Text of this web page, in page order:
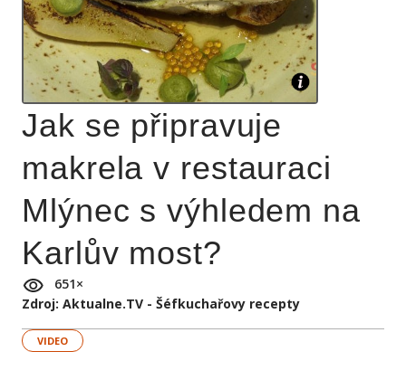
Jak se připravuje
makrela v restauraci
Mlýnec s výhledem na
Karlův most?
651×
Zdroj: Aktualne.TV - Šéfkuchařovy recepty
VIDEO